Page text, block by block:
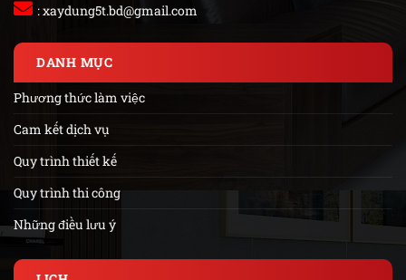
:xaydung5t.bd@gmail.com
DANH MỤC
Phương thức làm việc
Cam kết dịch vụ
Quy trình thiết kế
Quy trình thi công
Những điều lưu ý